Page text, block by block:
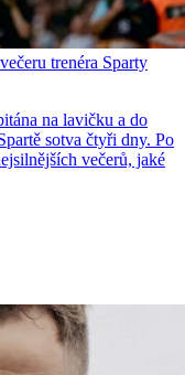
trenéra Sparty
na lavičku a do
sotva čtyři dny. Po
večerů, jaké